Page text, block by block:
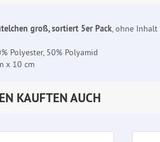
groß, sortiert 5er Pack, ohne Inhalt
Polyester, 50% Polyamid
x 10 cm
KAUFTEN AUCH